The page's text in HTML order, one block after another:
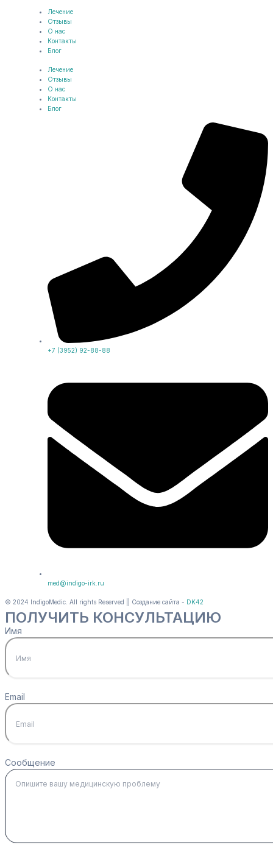
Лечение
Отзывы
О нас
Контакты
Блог
Лечение
Отзывы
О нас
Контакты
Блог
+7 (3952) 92-88-88
med@indigo-irk.ru
© 2024 IndigoMedic. All rights Reserved || Создание сайта - DK42
ПОЛУЧИТЬ КОНСУЛЬТАЦИЮ
Имя
Email
Сообщение